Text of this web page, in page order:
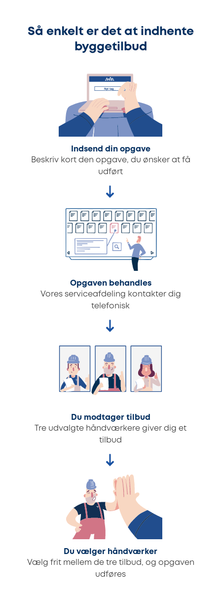
Så enkelt er det at indhente
byggetilbud
Indsend din opgave
Beskriv kort den opgave, du ønsker at få
udført
Opgaven behandles
Vores serviceafdeling kontakter dig
telefonisk
Du modtager tilbud
Tre udvalgte håndværkere giver dig et
tilbud
Du vælger håndværker
Vælg frit mellem de tre tilbud, og opgaven
udføres